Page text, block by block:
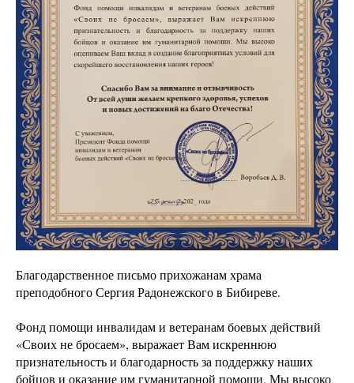
Благодарственное письмо прихожанам храма
преподобного Сергия Радонежского в Бибиреве.
Фонд помощи инвалидам и ветеранам боевых действий
«Своих не бросаем», выражает Вам искреннюю
признательность и благодарность за поддержку наших
бойцов и оказание им гуманитарной помощи. Мы высоко